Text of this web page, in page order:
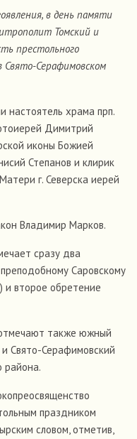
в день памяти
Томский и
престольного
Серафимовском
настоятель храма прп.
Димитрий
иконы Божией
Степанов и клирик
г. Северска иерей
Владимир Марков.
сразу два
Саровскому
и второе обретение
также южный
Свято-Серафимовский
района.
праздником
словом, отметив,